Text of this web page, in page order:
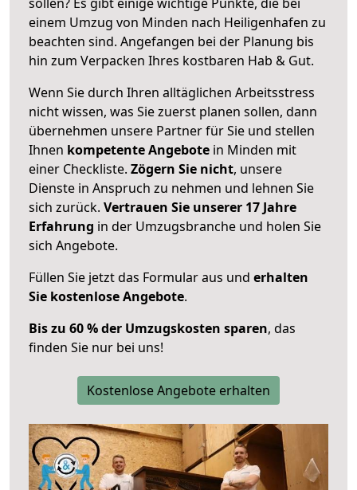
einem Umzug von Minden nach Heiligenhafen zu
beachten sind. Angefangen bei der Planung bis
hin zum Verpacken Ihres kostbaren Hab & Gut.
Wenn Sie durch Ihren alltäglichen Arbeitsstress
nicht wissen, was Sie zuerst planen sollen, dann
übernehmen unsere Partner für Sie und stellen
Ihnen kompetente Angebote in Minden mit
einer Checkliste. Zögern Sie nicht, unsere
Dienste in Anspruch zu nehmen und lehnen Sie
sich zurück. Vertrauen Sie unserer 17 Jahre
Erfahrung in der Umzugsbranche und holen Sie
sich Angebote.
Füllen Sie jetzt das Formular aus und erhalten
Sie kostenlose Angebote.
Bis zu 60 % der Umzugskosten sparen, das
finden Sie nur bei uns!
Kostenlose Angebote erhalten